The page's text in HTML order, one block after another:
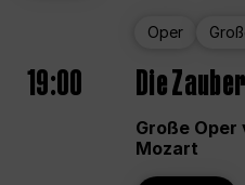
Oper
19:00 Die
Große Oper
Mozart